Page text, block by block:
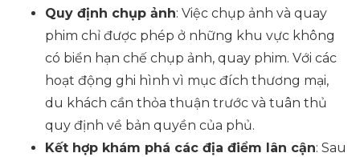
Quy định chụp ảnh: Việc chụp ảnh và quay
phim chỉ được phép ở những khu vực không
có biển hạn chế chụp ảnh, quay phim. Với các
hoạt động ghi hình vì mục đích thương mại,
du khách cần thỏa thuận trước và tuân thủ
quy định về bản quyền của phủ.
Kết hợp khám phá các địa điểm lân cận: Sau